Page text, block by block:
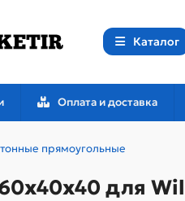
Каталог
Оплата и доставка
прямоугольные
для